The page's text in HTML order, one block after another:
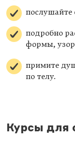
подробно
формы,
примите
по телу.
Курсы для